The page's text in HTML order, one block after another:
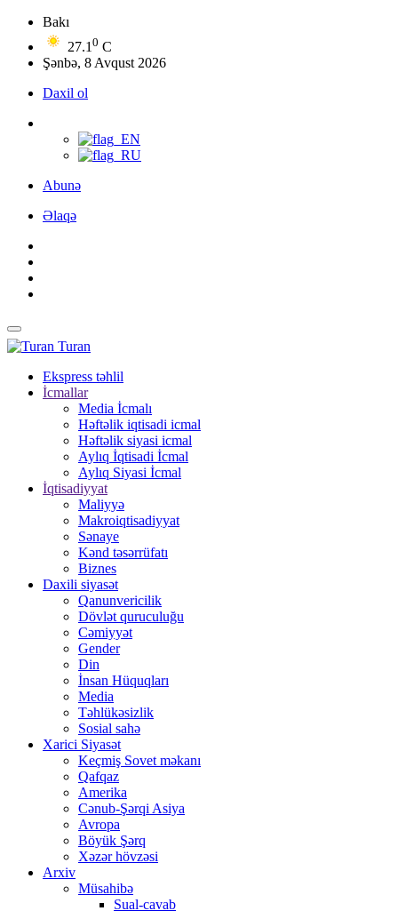
Bakı
27.1 0 C
Şənbə, 8 Avqust 2026
Daxil ol
Abunə
Əlaqə
Turan
Ekspress təhlil
İcmallar
Media İcmalı
Həftəlik iqtisadi icmal
Həftəlik siyasi icmal
Aylıq İqtisadi İcmal
Aylıq Siyasi İcmal
İqtisadiyyat
Maliyyə
Makroiqtisadiyyat
Sənaye
Kənd təsərrüfatı
Biznes
Daxili siyasət
Qanunvericilik
Dövlət quruculuğu
Cəmiyyət
Gender
Din
İnsan Hüquqları
Media
Təhlükəsizlik
Sosial sahə
Xarici Siyasət
Keçmiş Sovet məkanı
Qafqaz
Amerika
Cənub-Şərqi Asiya
Avropa
Böyük Şərq
Xəzər hövzəsi
Arxiv
Müsahibə
Sual-cavab